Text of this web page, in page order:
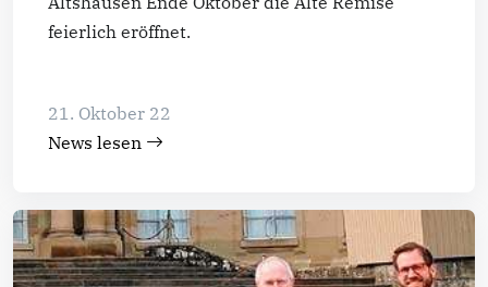
feierlich eröffnet.
21. Oktober 22
News lesen